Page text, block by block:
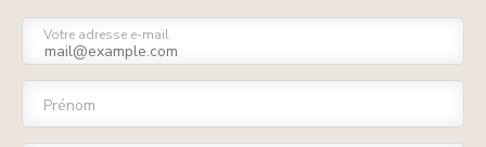
Votre adresse e-mail
Prénom